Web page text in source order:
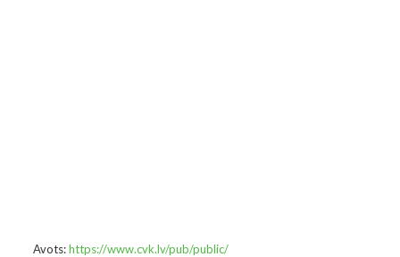
Avots:https://www.cvk.lv/pub/public/